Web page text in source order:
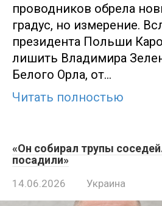
проводников обрела
градус, но измерение.
президента Польши
лишить Владимира
Белого Орла, от…
Читать полностью
«Он собирал трупы
посадили»
14.06.2026 Украина